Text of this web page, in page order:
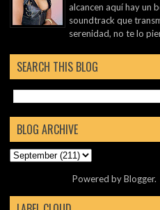
alcancen aquí hay un
soundtrack que
serenidad, no te lo
SEARCH THIS BLOG
BLOG ARCHIVE
Powered byBlogger.